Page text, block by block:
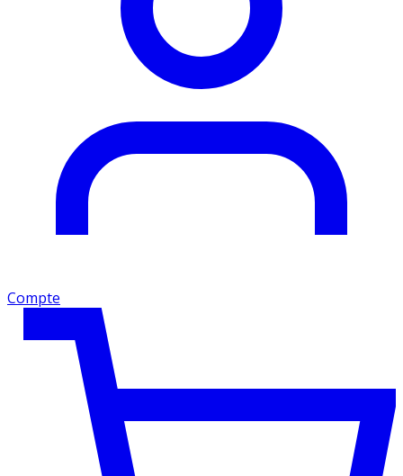
Compte